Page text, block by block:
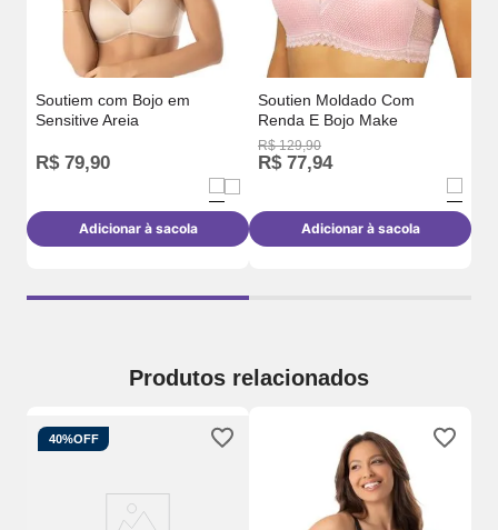
Soutiem com Bojo em
Sensitive Areia
R$ 79,90
Adicionar à sacola
Soutien Moldado Com
Renda E Bojo Make
R$ 129,90
R$ 77,94
Adicionar à sacola
Produtos relacionados
40%OFF